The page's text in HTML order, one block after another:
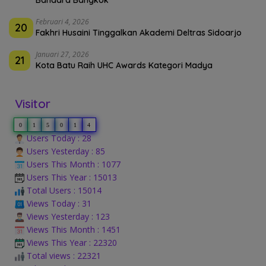
20 Februari 4, 2026
Fakhri Husaini Tinggalkan Akademi Deltras Sidoarjo
21 Januari 27, 2026
Kota Batu Raih UHC Awards Kategori Madya
Visitor
0 1 5 0 1 4
Users Today : 28
Users Yesterday : 85
Users This Month : 1077
Users This Year : 15013
Total Users : 15014
Views Today : 31
Views Yesterday : 123
Views This Month : 1451
Views This Year : 22320
Total views : 22321